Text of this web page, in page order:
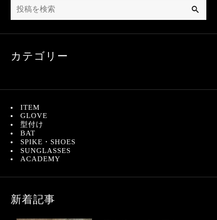
カテゴリー
ITEM
GLOVE
型付け
BAT
SPIKE・SHOES
SUNGLASSES
ACADEMY
新着記事